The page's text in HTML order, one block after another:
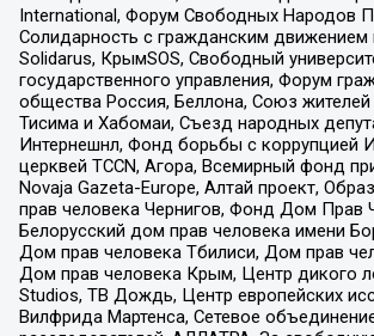
International, Форум Свободных Народов
Солидарность с гражданским движением
Solidarus, КрымSOS, Свободный
государственного управления, Форум
общества Россия, Беллона, Союз жителей
Тисима и Хабомаи, Съезд народных
Интернешнл, Фонд борьбы с коррупцией
церквей TCCN, Агора, Всемирный фонд
Novaja Gazeta-Europe, Алтай проект,
прав человека Чернигов, Фонд Дом Прав
Белорусский дом прав человека имени
Дом прав человека Тбилиси, Дом прав
Дом прав человека Крым, Центр дикого
Studios, ТВ Дождь, Центр европейских
Вилфрида Мартенса, Сетевое